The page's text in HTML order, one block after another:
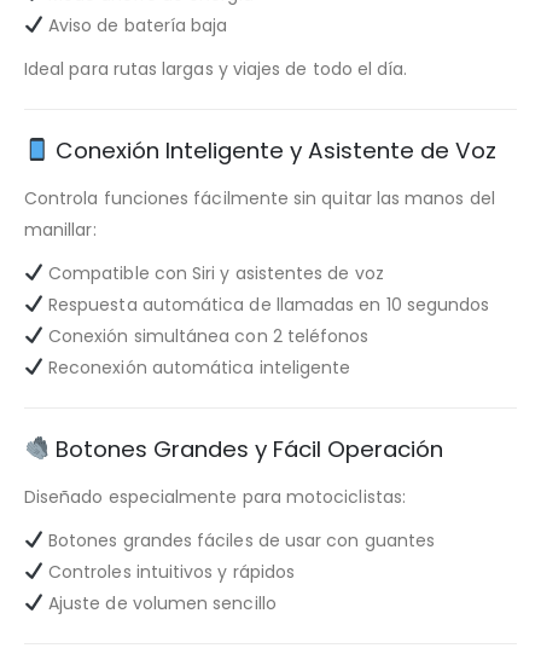
Aviso de batería baja
Ideal para rutas largas y viajes de todo el día.
Conexión Inteligente y Asistente de Voz
Controla funciones fácilmente sin quitar las manos del
manillar:
Compatible con Siri y asistentes de voz
Respuesta automática de llamadas en 10 segundos
Conexión simultánea con 2 teléfonos
Reconexión automática inteligente
Botones Grandes y Fácil Operación
Diseñado especialmente para motociclistas:
Botones grandes fáciles de usar con guantes
Controles intuitivos y rápidos
Ajuste de volumen sencillo